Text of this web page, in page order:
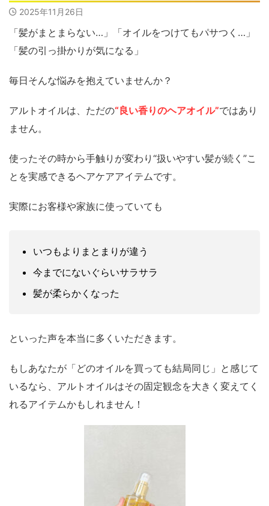
2025年11月26日
「髪がまとまらない…」「オイルをつけてもパサつく…」
「髪の引っ掛かりが気になる」
毎日そんな悩みを抱えていませんか？
アルトオイルは、ただの“良い香りのヘアオイル”ではあり
ません。
使ったその時から手触りが変わり“扱いやすい髪が続く”こ
とを実感できるヘアケアアイテムです。
実際にお客様や家族に使っていても
いつもよりまとまりが違う
今までにないぐらいサラサラ
髪が柔らかくなった
といった声を本当に多くいただきます。
もしあなたが「どのオイルを買っても結局同じ」と感じて
いるなら、アルトオイルはその固定観念を大きく変えてく
れるアイテムかもしれません！